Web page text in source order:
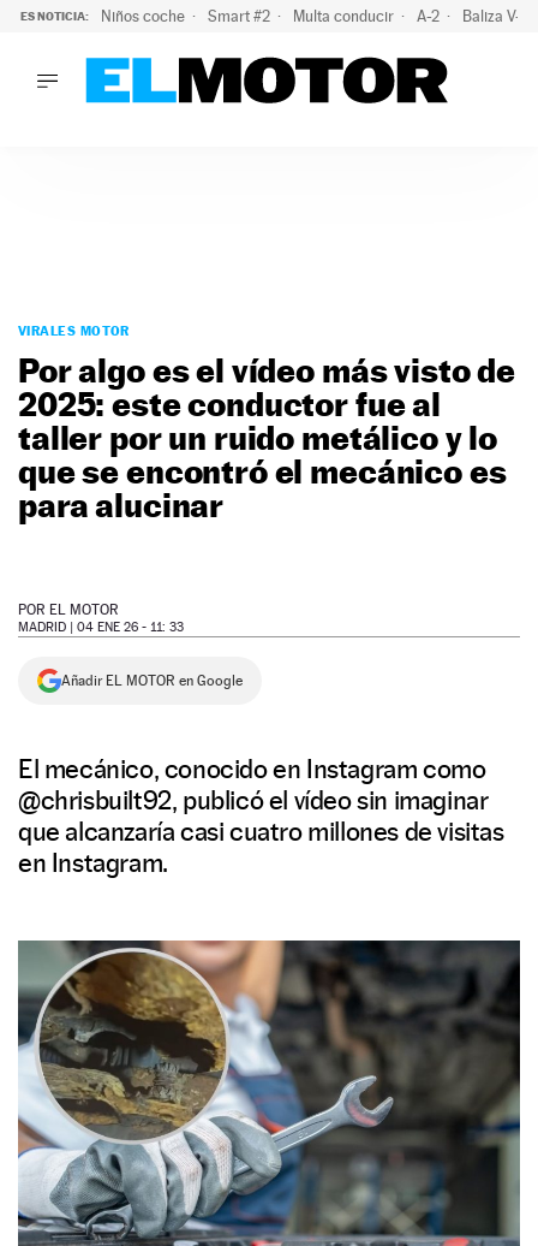
ES NOTICIA: Niños coche Smart #2 Multa conducir A-2 Baliza V-
PODCAST
MOTOS
TECNOLOGÍA
SUPERCOCHES
PREMIOS
SERVICIOS
VIRALES MOTOR
Por algo es el vídeo más visto de
2025: este conductor fue al
taller por un ruido metálico y lo
que se encontró el mecánico es
para alucinar
POR EL MOTOR
MADRID | 04 ENE 26 - 11: 33
Añadir EL MOTOR en Google
El mecánico, conocido en Instagram como
@chrisbuilt92, publicó el vídeo sin imaginar
que alcanzaría casi cuatro millones de visitas
en Instagram.